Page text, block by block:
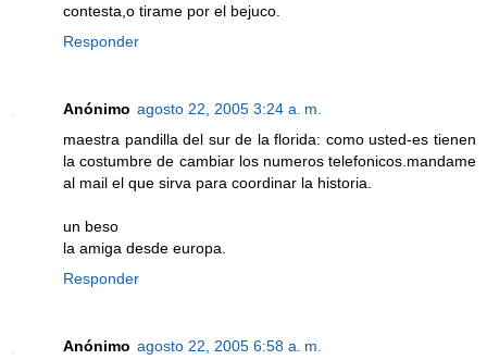
contesta,o tirame por el bejuco.
Responder
Anónimo agosto 22, 2005 3:24 a. m.
maestra pandilla del sur de la florida: como usted-es tienen
la costumbre de cambiar los numeros telefonicos.mandame
al mail el que sirva para coordinar la historia.
un beso
la amiga desde europa.
Responder
Anónimo agosto 22, 2005 6:58 a. m.